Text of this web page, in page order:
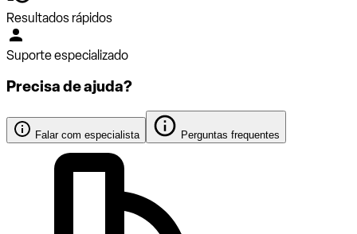
Resultados rápidos
Suporte especializado
Precisa de ajuda?
Falar com especialista Perguntas frequentes